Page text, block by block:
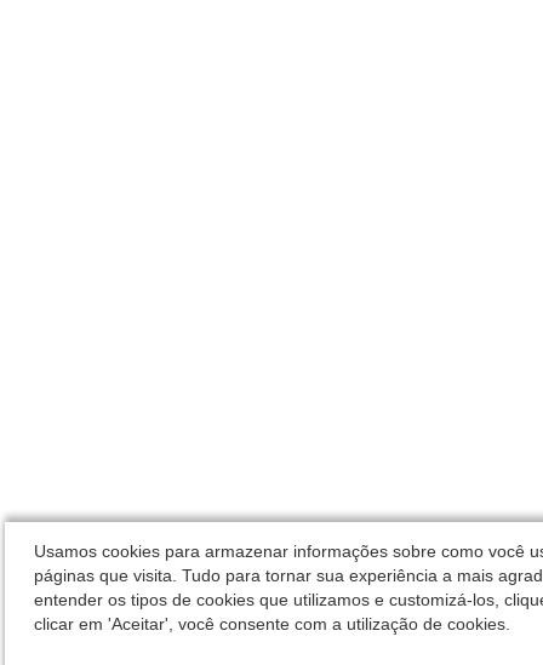
Usamos cookies para armazenar informações sobre como você
páginas que visita. Tudo para tornar sua experiência a mais
entender os tipos de cookies que utilizamos e customizá-los,
clicar em 'Aceitar', você consente com a utilização de cookies.